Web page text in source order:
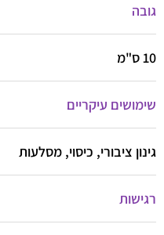
גובה
10 ס"מ
שימושים עיקריים
גינון ציבורי, כיסוי, מסלעות
רגישות